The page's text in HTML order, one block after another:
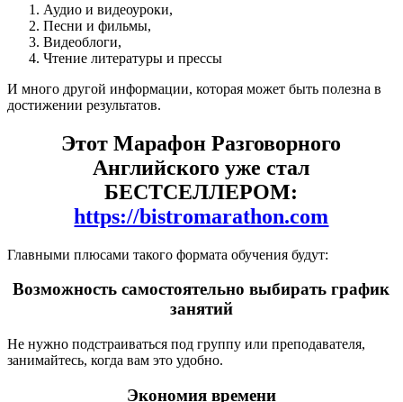
Аудио и видеоуроки,
Песни и фильмы,
Видеоблоги,
Чтение литературы и прессы
И много другой информации, которая может быть полезна в
достижении результатов.
Этот Марафон Разговорного
Английского уже стал
БЕСТСЕЛЛЕРОМ:
https://bistromarathon.com
Главными плюсами такого формата обучения будут:
Возможность самостоятельно выбирать график
занятий
Не нужно подстраиваться под группу или преподавателя,
занимайтесь, когда вам это удобно.
Экономия времени